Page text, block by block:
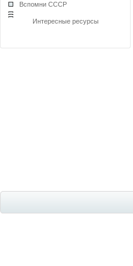
Вспомни СССР
Интересные ресурсы